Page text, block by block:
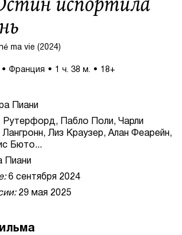
ma vie (2024)
Франция 1 ч. 38 м. 18+
Пиани
Пабло Поли, Чарли
Лиз Краузер, Алан Феарейн,
Бюто...
Пиани
6 сентября 2024
29 мая 2025